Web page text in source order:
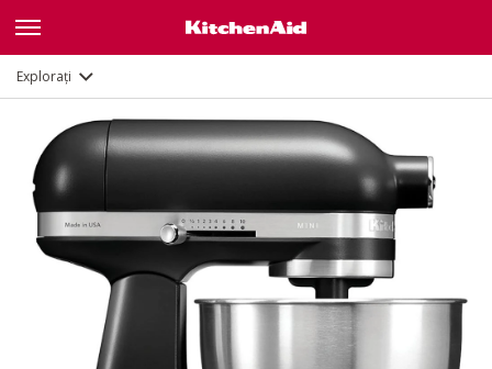
Explorați